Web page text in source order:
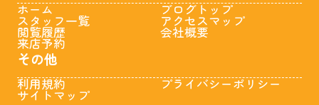
ホーム
スタッフ一覧
閲覧履歴
来店予約
ブログトップ
アクセスマップ
会社概要
その他
利用規約
サイトマップ
プライバシーポリシー